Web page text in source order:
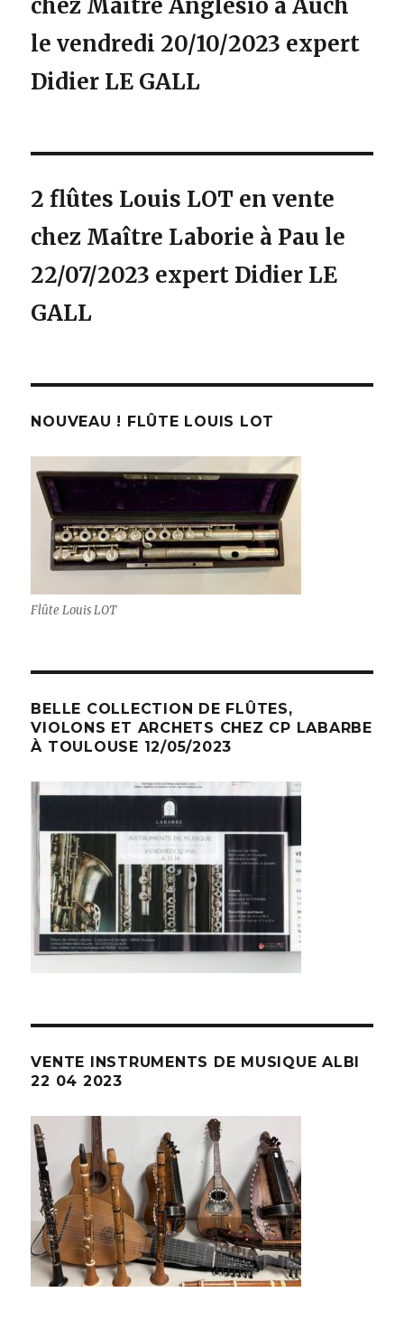
chez Maître Anglesio à Auch
le vendredi 20/10/2023 expert
Didier LE GALL
2 flûtes Louis LOT en vente
chez Maître Laborie à Pau le
22/07/2023 expert Didier LE
GALL
NOUVEAU ! FLÛTE LOUIS LOT
Flûte Louis LOT
BELLE COLLECTION DE FLÛTES,
VIOLONS ET ARCHETS CHEZ CP LABARBE
À TOULOUSE 12/05/2023
VENTE INSTRUMENTS DE MUSIQUE ALBI
22 04 2023